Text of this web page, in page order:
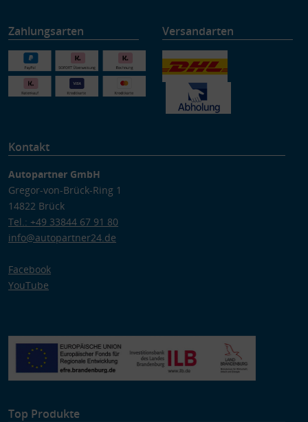
Zahlungsarten Versandarten
Kontakt
Autopartner GmbH
Gregor-von-Brück-Ring 1
14822 Brück
Tel.: +49 33844 67 91 80
info@autopartner24.de
Facebook
YouTube
Top Produkte